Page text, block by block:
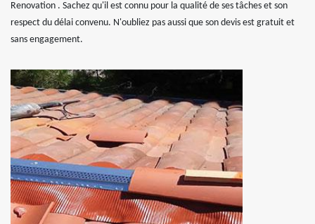
Renovation . Sachez qu'il est connu pour la qualité de ses tâches et son
respect du délai convenu. N'oubliez pas aussi que son devis est gratuit et
sans engagement.